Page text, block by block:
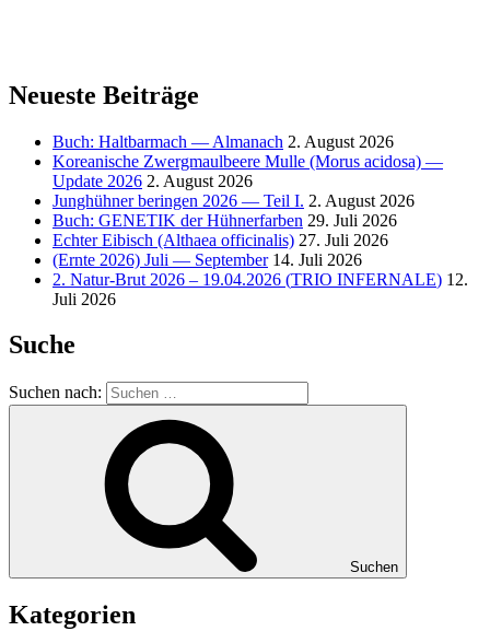
Neueste Beiträge
Buch: Haltbarmach — Almanach 2. August 2026
Koreanische Zwergmaulbeere Mulle (Morus acidosa) —
Update 2026 2. August 2026
Junghühner beringen 2026 — Teil I. 2. August 2026
Buch: GENETIK der Hühnerfarben 29. Juli 2026
Echter Eibisch (Althaea officinalis) 27. Juli 2026
(Ernte 2026) Juli — September 14. Juli 2026
2. Natur-Brut 2026 – 19.04.2026 (TRIO INFERNALE) 12.
Juli 2026
Suche
Suchen nach:
Suchen
Kategorien